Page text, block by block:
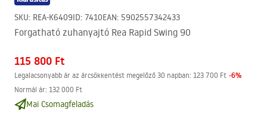
SKU: REA-K6409ID: 7410EAN: 5902557342433
Forgatható zuhanyajtó Rea Rapid Swing 90
115 800 Ft
Legalacsonyabb ár az árcsökkentést megelőző 30 napban: 123 700 Ft -6%
Normál ár: 132 000 Ft
Mai Csomagfeladás